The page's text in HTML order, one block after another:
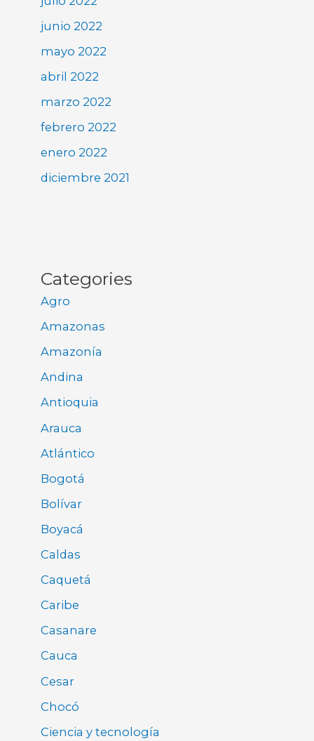
junio 2022
mayo 2022
abril 2022
marzo 2022
febrero 2022
enero 2022
diciembre 2021
Categories
Agro
Amazonas
Amazonía
Andina
Antioquia
Arauca
Atlántico
Bogotá
Bolívar
Boyacá
Caldas
Caquetá
Caribe
Casanare
Cauca
Cesar
Chocó
Ciencia y tecnología